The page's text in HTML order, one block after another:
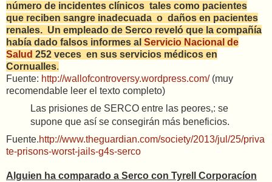
número de incidentes clínicos tales como pacientes
que reciben sangre inadecuada o daños en pacientes
renales. Un empleado de Serco reveló que la compañía
había dado falsos informes al Servicio Nacional de
Salud 252 veces en sus servicios médicos en
Cornualles.
Fuente: http://wallofcontroversy.wordpress.com/(muy
recomendable leer el texto completo)
Las prisiones de SERCO entre las peores,: se
supone que así se consegirán más beneficios.
Fuente.http://www.theguardian.com/society/2013/jul/25/priva
te-prisons-worst-jails-g4s-serco
Alguien ha comparado a Serco con Tyrell Corporacíon